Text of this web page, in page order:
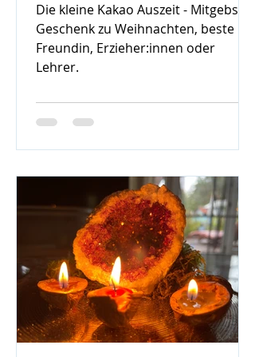
Die kleine Kakao Auszeit - Mitgebsel,
Geschenk zu Weihnachten, beste
Freundin, Erzieher:innen oder
Lehrer.